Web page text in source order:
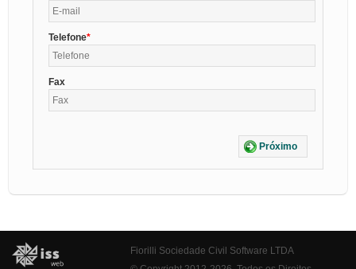
Telefone
Fax
Próximo
Fiorilli Sociedade Civil Software LTDA